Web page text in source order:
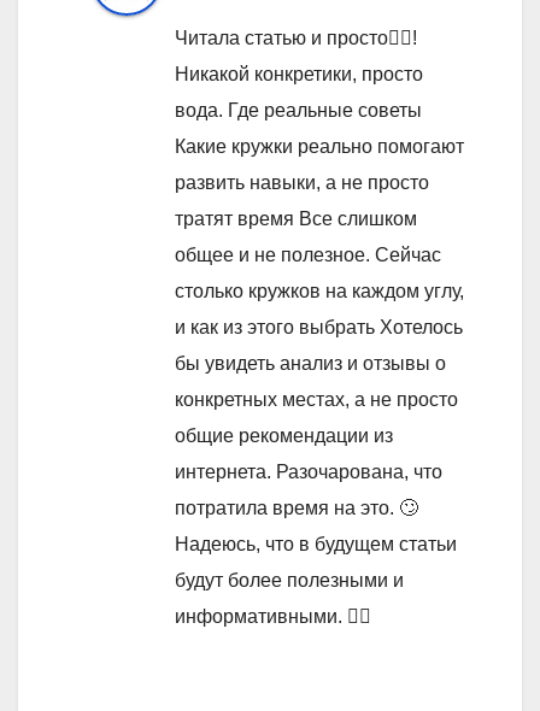
Читала статью и просто🤦‍♀️!
Никакой конкретики, просто
вода. Где реальные советы
Какие кружки реально помогают
развить навыки, а не просто
тратят время Все слишком
общее и не полезное. Сейчас
столько кружков на каждом углу,
и как из этого выбрать Хотелось
бы увидеть анализ и отзывы о
конкретных местах, а не просто
общие рекомендации из
интернета. Разочарована, что
потратила время на это. 🙄
Надеюсь, что в будущем статьи
будут более полезными и
информативными. 🤦‍♀️